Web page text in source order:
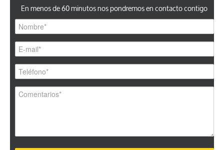
En menos de 60 minutos nos pondremos en contacto contigo